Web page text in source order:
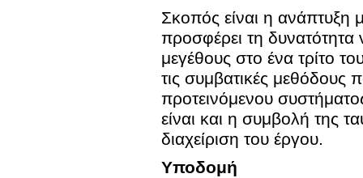
Σκοπός είναι η ανάπτυξη
προσφέρει τη δυνατότητα
μεγέθους στο ένα τρίτο
τις συμβατικές μεθόδους
προτεινόμενου
είναι και η συμβολή της
διαχείριση του έργου.
Υποδομή